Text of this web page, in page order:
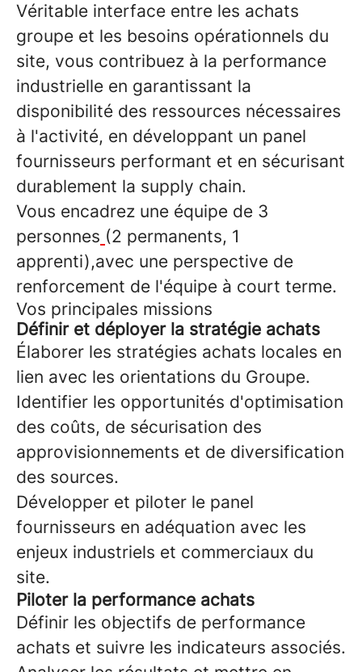
Véritable interface entre les achats
groupe et les besoins opérationnels du
site, vous contribuez à la performance
industrielle en garantissant la
disponibilité des ressources nécessaires
à l'activité, en développant un panel
fournisseurs performant et en sécurisant
durablement la supply chain.
Vous encadrez une équipe de 3
personnes (2 permanents, 1
apprenti),avec une perspective de
renforcement de l'équipe à court terme.
Vos principales missions
Définir et déployer la stratégie achats
Élaborer les stratégies achats locales en
lien avec les orientations du Groupe.
Identifier les opportunités d'optimisation
des coûts, de sécurisation des
approvisionnements et de diversification
des sources.
Développer et piloter le panel
fournisseurs en adéquation avec les
enjeux industriels et commerciaux du
site.
Piloter la performance achats
Définir les objectifs de performance
achats et suivre les indicateurs associés.